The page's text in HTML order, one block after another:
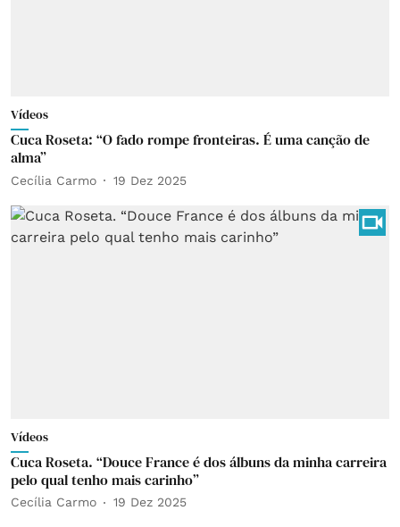
Vídeos
Cuca Roseta: “O fado rompe fronteiras. É uma canção de
alma”
Cecília Carmo 19 Dez 2025
Vídeos
Cuca Roseta. “Douce France é dos álbuns da minha carreira
pelo qual tenho mais carinho”
Cecília Carmo 19 Dez 2025